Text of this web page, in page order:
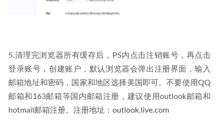
5.清理完浏览器所有缓存后，PS内点击注销账号，再点击
登录账号，创建账户，默认浏览器会弹出注册界面，输入
邮箱地址和密码，国家和地区选择美国即可。不要使用QQ
邮箱和163邮箱等国内邮箱注册，建议使用outlook邮箱和
hotmail邮箱注册。注册地址： outlook.live.com